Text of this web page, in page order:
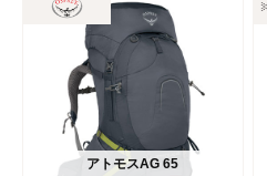
アトモスAG 65